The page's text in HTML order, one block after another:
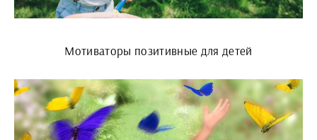
Мотиваторы позитивные для детей